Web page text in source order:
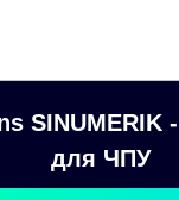
SINUMERIK
для ЧПУ